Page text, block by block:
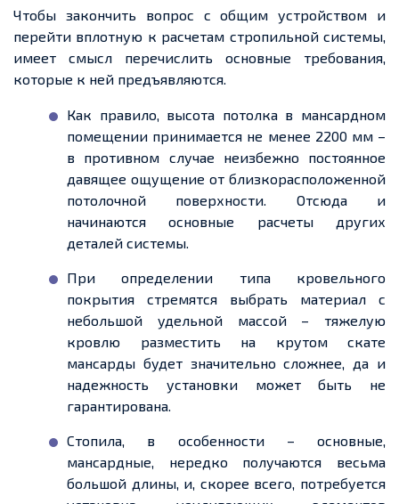
Чтобы закончить вопрос с общим устройством и
перейти вплотную к расчетам стропильной системы,
имеет смысл перечислить основные требования,
которые к ней предъявляются.
Как правило, высота потолка в мансардном
помещении принимается не менее 2200 мм –
в противном случае неизбежно постоянное
давящее ощущение от близкорасположенной
потолочной поверхности. Отсюда и
начинаются основные расчеты других
деталей системы.
При определении типа кровельного
покрытия стремятся выбрать материал с
небольшой удельной массой – тяжелую
кровлю разместить на крутом скате
мансарды будет значительно сложнее, да и
надежность установки может быть не
гарантирована.
Стопила, в особенности – основные,
мансардные, нередко получаются весьма
большой длины, и, скорее всего, потребуется